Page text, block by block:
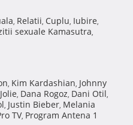
, Relatii, Cuplu, Iubire,
sexuale Kamasutra,
, Kim Kardashian, Johnny
, Dana Rogoz, Dani Otil,
, Justin Bieber, Melania
TV, Program Antena 1